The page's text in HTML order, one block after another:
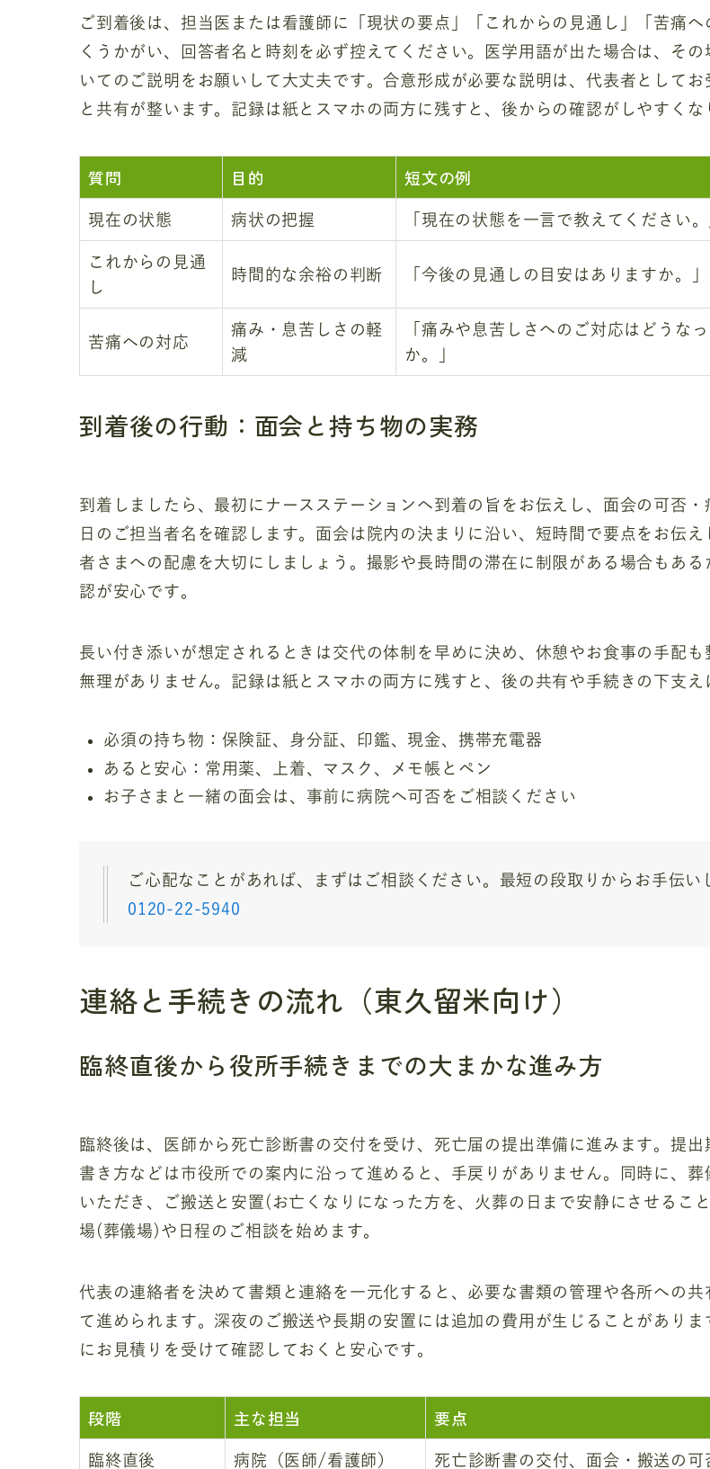
ご到着後は、担当医または看護師に「現状の要点」「これからの見通し」「苦痛へ
くうかがい、回答者名と時刻を必ず控えてください。医学用語が出た場合は、その
いてのご説明をお願いして大丈夫です。合意形成が必要な説明は、代表者としてお
と共有が整います。記録は紙とスマホの両方に残すと、後からの確認がしやすくな
質問 目的 短文の例
現在の状態 病状の把握 「現在の状態を一言で教えてください。
これからの見通
し
時間的な余裕の判断 「今後の見通しの目安はありますか。」
苦痛への対応
痛み・息苦しさの軽
減
「痛みや息苦しさへのご対応はどうな
か。」
到着後の行動：面会と持ち物の実務
到着しましたら、最初にナースステーションへ到着の旨をお伝えし、面会の可否・
日のご担当者名を確認します。面会は院内の決まりに沿い、短時間で要点をお伝え
者さまへの配慮を大切にしましょう。撮影や長時間の滞在に制限がある場合もある
認が安心です。
長い付き添いが想定されるときは交代の体制を早めに決め、休憩やお食事の手配も
無理がありません。記録は紙とスマホの両方に残すと、後の共有や手続きの下支え
必須の持ち物：保険証、身分証、印鑑、現金、携帯充電器
あると安心：常用薬、上着、マスク、メモ帳とペン
お子さまと一緒の面会は、事前に病院へ可否をご相談ください
ご心配なことがあれば、まずはご相談ください。最短の段取りからお手伝い
0120-22-5940
連絡と手続きの流れ（東久留米向け）
臨終直後から役所手続きまでの大まかな進み方
臨終後は、医師から死亡診断書の交付を受け、死亡届の提出準備に進みます。提出
書き方などは市役所での案内に沿って進めると、手戻りがありません。同時に、葬
いただき、ご搬送と安置(お亡くなりになった方を、火葬の日まで安静にさせるこ
場(葬儀場)や日程のご相談を始めます。
代表の連絡者を決めて書類と連絡を一元化すると、必要な書類の管理や各所への共
て進められます。深夜のご搬送や長期の安置には追加の費用が生じることがありま
にお見積りを受けて確認しておくと安心です。
段階 主な担当 要点
臨終直後 病院（医師/看護師） 死亡診断書の交付、面会・搬送の可